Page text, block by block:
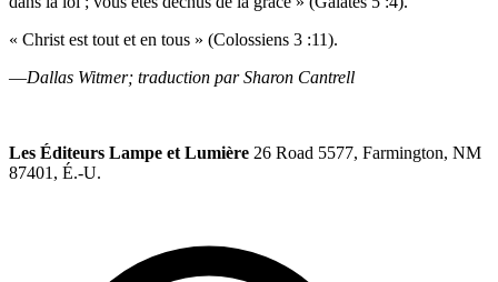
« Christ est tout et en tous » (Colossiens 3 :11).
—Dallas Witmer; traduction par Sharon Cantrell
Les Éditeurs Lampe et Lumière 26 Road 5577, Farmington, NM
87401, É.-U.